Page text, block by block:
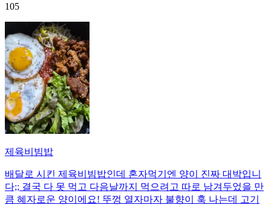
105
제육비빔밥
배달로 시킨 제육비빔밥인데 혼자먹기엔 양이 진짜 대박입니
다;; 결국 다 못 먹고 다음날까지 먹으려고 따로 남겨두었을 만
큼 혜자로운 양이에요! 뚜껑 열자마자 불향이 훅 나는데 고기